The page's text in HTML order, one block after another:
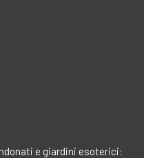
e giardini esoterici: